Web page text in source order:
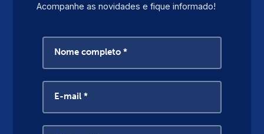
Acompanhe as novidades e fique informado!
Nome completo *
E-mail *